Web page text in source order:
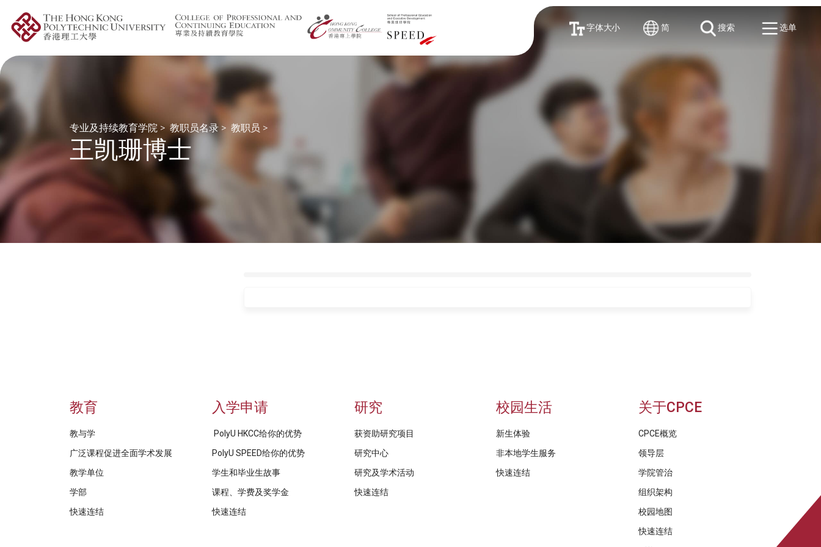
字体大小 简 搜索 选单
专业及持续教育学院 > 教职员名录 > 教职员 >
王凯珊博士
教育
教与学
广泛课程促进全面学术发展
教学单位
学部
快速连结
入学申请
PolyU HKCC给你的优势
PolyU SPEED给你的优势
学生和毕业生故事
课程、学费及奖学金
快速连结
研究
获资助研究项目
研究中心
研究及学术活动
快速连结
校园生活
新生体验
非本地学生服务
快速连结
关于CPCE
CPCE概览
领导层
学院管治
组织架构
校园地图
快速连结